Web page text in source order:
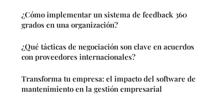
¿Cómo implementar un sistema de feedback 360
grados en una organización?
¿Qué tácticas de negociación son clave en acuerdos
con proveedores internacionales?
Transforma tu empresa: el impacto del software de
mantenimiento en la gestión empresarial